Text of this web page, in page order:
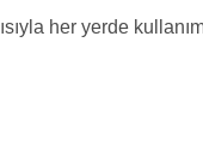
her yerde